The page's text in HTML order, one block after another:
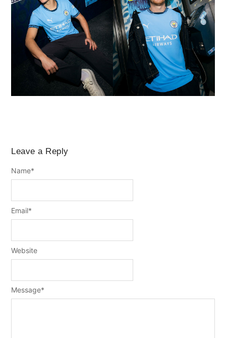
Leave a Reply
Message*
Name*
Email*
Website